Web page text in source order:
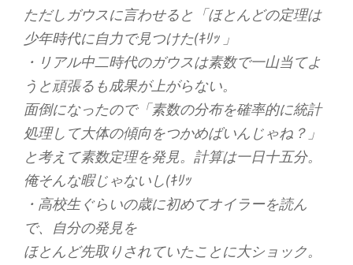
ただしガウスに言わせると「ほとんどの定理は
少年時代に自力で見つけた(ｷﾘｯ 」
・リアル中二時代のガウスは素数で一山当てよ
うと頑張るも成果が上がらない。
面倒になったので「素数の分布を確率的に統計
処理して大体の傾向をつかめばいんじゃね？」
と考えて素数定理を発見。計算は一日十五分。
俺そんな暇じゃないし(ｷﾘｯ
・高校生ぐらいの歳に初めてオイラーを読ん
で、自分の発見を
ほとんど先取りされていたことに大ショック。